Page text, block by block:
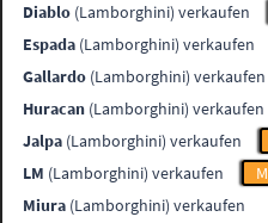
Diablo (Lamborghini) verkaufen
Espada (Lamborghini) verkaufen
Gallardo (Lamborghini) verkaufen
Huracan (Lamborghini) verkaufen
Jalpa (Lamborghini) verkaufen
LM (Lamborghini) verkaufen
M
Miura (Lamborghini) verkaufen